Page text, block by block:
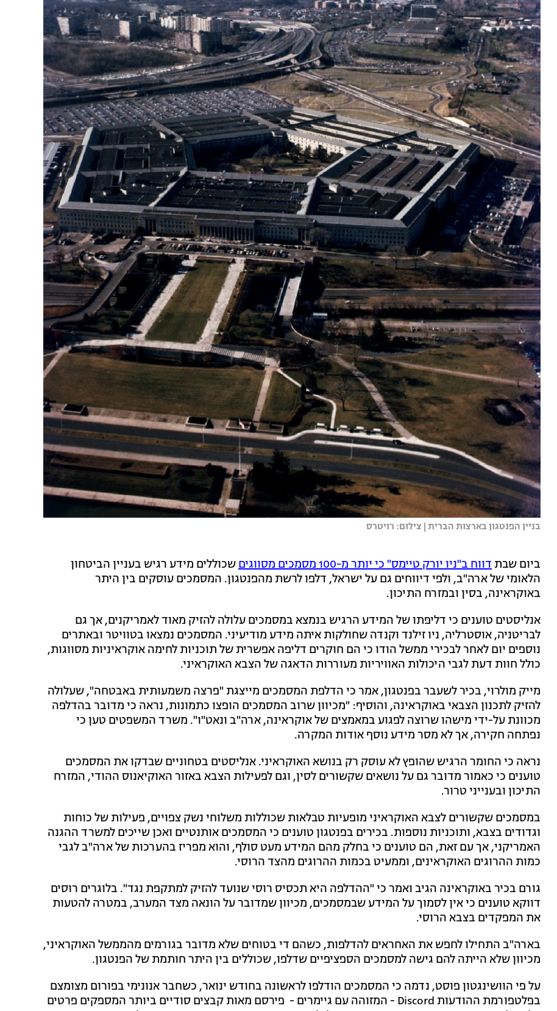
בניין הפנטגון בארצות הברית | צילום: רויטרס
ביום שבת דווח ב"ניו יורק טיימס" כי יותר מ-100 מסמכים מסווגים
שכוללים מידע רגיש בעניין הביטחון
הלאומי של ארה"ב, ולפי דיווחים גם על ישראל, דלפו לרשת מהפנטגון. המסמכים עוסקים בין היתר
באוקראינה, בסין ובמזרח התיכון.
אנליסטים טוענים כי דליפתו של המידע הרגיש בנמצא במסמכים עלולה להזיק מאוד לאמריקנים, אך גם
לבריטניה, אוסטרליה, ניו זילנד וקנדה שחולקות איתה מידע מודיעיני. המסמכים נמצאו בטוויטר ובאתרים
נוספים יום לאחר לבכירי ממשל הודו כי הם חוקרים דליפה אפשרית של תוכניות לחימה אוקראיניות מסווגות,
כולל חוות דעת לגבי היכולות האוויריות מעוררות הדאגה של הצבא האוקראיני.
מייק מולרוי, בכיר לשעבר בפנטגון, אמר כי הדלפת המסמכים מייצגת "פרצה משמעותית באבטחה", שעלולה
להזיק לתכנון הצבאי באוקראינה, והוסיף: "מכיוון שרוב המסמכים הופצו כתמונות, נראה כי מדובר בהדלפה
מכוונת על-ידי מישהו שרוצה לפגוע במאמצים של אוקראינה, ארה"ב ונאט"ו". משרד המשפטים טען כי
נפתחה חקירה, אך לא מסר מידע נוסף אודות המקרה.
נראה כי החומר הרגיש שהופץ לא עוסק רק בנושא האוקראיני. אנליסטים בטחוניים שבדקו את המסמכים
טוענים כי כאמור מדובר גם על נושאים שקשורים לסין, וגם לפעילות הצבא באזור האוקיאנוס ההודי, המזרח
התיכון ובענייני טרור.
במסמכים שקשורים לצבא האוקראיני מופעיות טבלאות שכוללות משלוחי נשק צפויים, פעילות של כוחות
וגדודים בצבא, ותוכניות נוספות. בכירים בפנטגון טוענים כי המסמכים אותנטיים ואכן שייכים למשרד ההגנה
האמריקני, אך עם זאת, הם טוענים כי בחלק מהם המידע מעט סולף, והוא מפריז בהערכות של ארה"ב לגבי
כמות ההרוגים האוקראינים, וממעיט בכמות ההרוגים מהצד הרוסי.
גורם בכיר באוקראינה הגיב ואמר כי "ההדלפה היא תכסיס רוסי שנועד להזיק למתקפת נגד". בלוגרים רוסים
דווקא טוענים כי אין לסמוך על המידע שבמסמכים, מכיוון שמדובר על הונאה מצד המערב, במטרה להטעות
את המפקדים בצבא הרוסי.
בארה"ב התחילו לחפש את האחראים להדלפות, כשהם די בטוחים שלא מדובר בגורמים מהממשל האוקראיני,
מכיוון שלא הייתה להם גישה למסמכים הספציפיים שדלפו, שכוללים בין היתר חותמת של הפנטגון.
על פי הוושינגטון פוסט, נדמה כי המסמכים הודלפו לראשונה בחודש ינואר, כשחבר אנונימי בפורום מצומצם
בפלטפורמת ההודעות Discord - המזוהה עם גיימרים - פירסם מאות קבצים סודיים ביותר המספקים פרטים